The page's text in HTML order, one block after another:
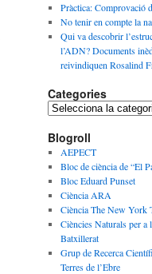
Pràctica: Comprovació
No tenir en compte la
Qui va descobrir
l’ADN? Documents
reivindiquen Rosalind
Categories
C
t
e
g
o
r
i
e
Blogroll
AEPECT
Bloc de ciència de “El
Bloc Eduard Punset
Ciència ARA
Ciència The New York
Ciències Naturals per a
Batxillerat
Grup de Recerca
Terres de l’Ebre